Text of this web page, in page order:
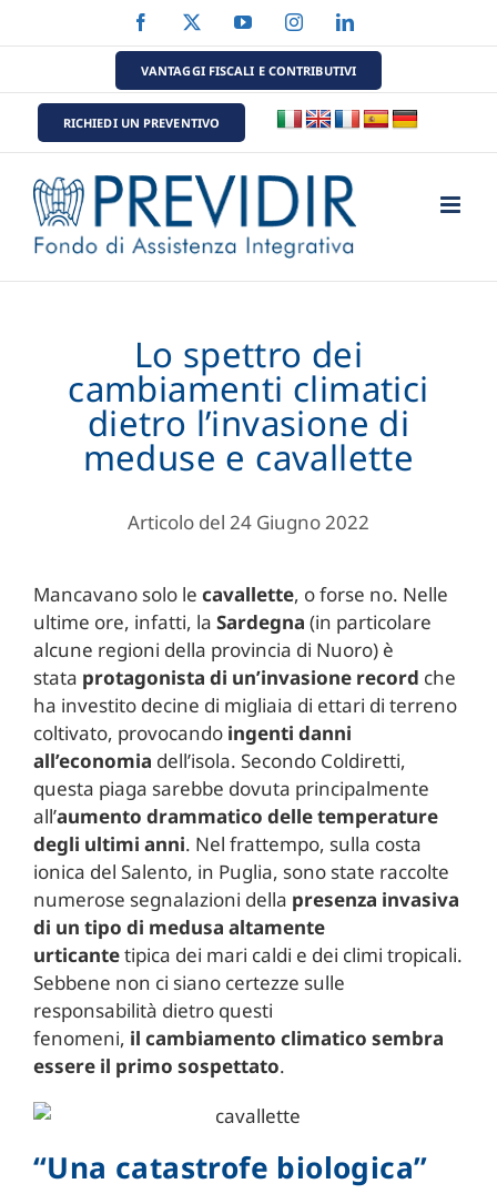
al
Facebook YouTubeInstagramLinkedIn
VANTAGGI FISCALI E CONTRIBUTIVI
RICHIEDI UN PREVENTIVO
Lo spettro dei
cambiamenti climatici
dietro l’invasione di
meduse e cavallette
Articolo del 24 Giugno 2022
Mancavano solo le cavallette, o forse no. Nelle
ultime ore, infatti, la Sardegna (in particolare
alcune regioni della provincia di Nuoro) è
stata protagonista di un’invasione record che
ha investito decine di migliaia di ettari di terreno
coltivato, provocando ingenti danni
all’economia dell’isola. Secondo Coldiretti,
questa piaga sarebbe dovuta principalmente
all’aumento drammatico delle temperature
degli ultimi anni. Nel frattempo, sulla costa
ionica del Salento, in Puglia, sono state raccolte
numerose segnalazioni della presenza invasiva
di un tipo di medusa altamente
urticantetipica dei mari caldi e dei climi tropicali.
Sebbene non ci siano certezze sulle
responsabilità dietro questi
fenomeni, il cambiamento climatico sembra
essere il primo sospettato.
“Una catastrofe biologica”